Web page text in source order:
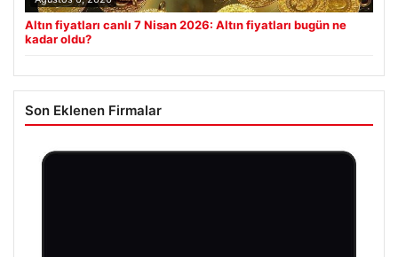
Altın fiyatları canlı 7 Nisan 2026: Altın fiyatları bugün ne
kadar oldu?
Son Eklenen Firmalar